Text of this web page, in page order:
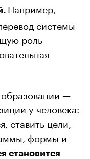
Например,
системы
роль
—
у человека:
ставить цели,
формы и
становится